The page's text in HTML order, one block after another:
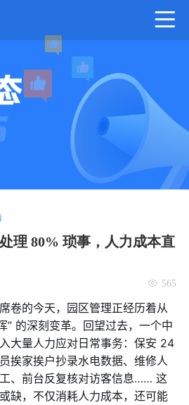
理 80% 琐事，人力成本直
565
卷的今天，园区管理正经历着从
” 的深刻变革。回望过去，一个中
大量人力应对日常事务：保安 24
挨家挨户抄录水电数据、维修人
、前台反复核对访客信息…… 这
缺，不仅消耗人力成本，还可能